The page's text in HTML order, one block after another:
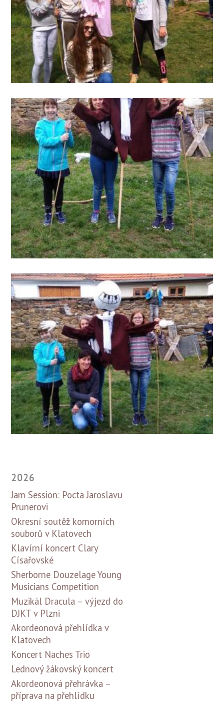
2026
Jam Session: Pocta Jaroslavu
Prunerovi
Okresní soutěž komorních
souborů v Klatovech
Klavírní koncert Clary
Císařovské
Sherborne Douzelage Young
Musicians Competition
Muzikál Dracula – výjezd do
DJKT v Plzni
Akordeonová přehlídka v
Klatovech
Koncert Naches Trio
Lednový žákovský koncert
Akordeonová přehrávka –
příprava na přehlídku